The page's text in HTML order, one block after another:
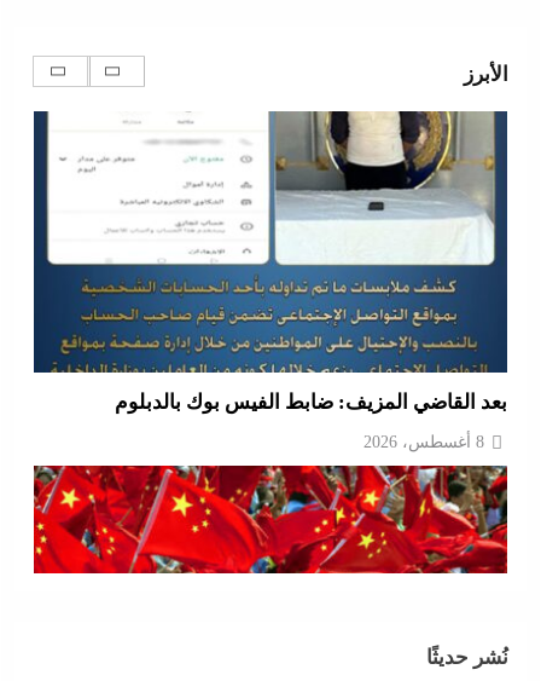
الأبرز
بعد القاضي المزيف: ضابط الفيس بوك بالدبلوم
8 أغسطس، 2026
نُشر حديثًا